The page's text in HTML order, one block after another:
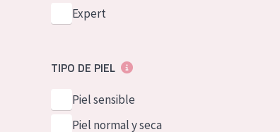
Expert
TIPO DE PIEL
Piel sensible
Piel normal y seca